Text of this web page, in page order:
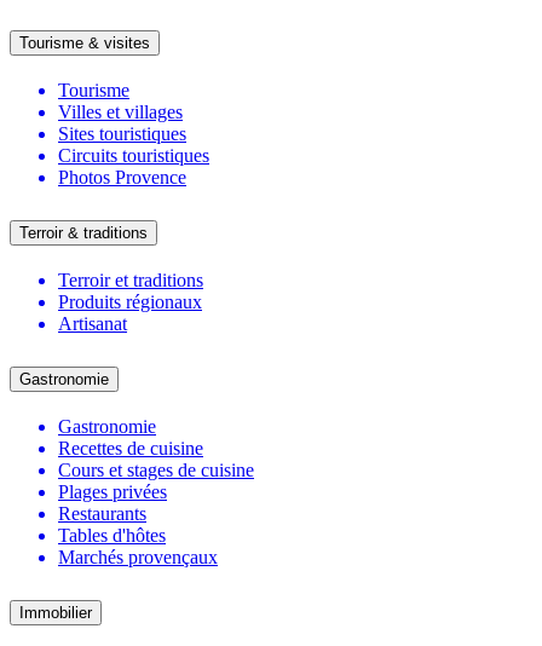
Tourisme & visites
Tourisme
Villes et villages
Sites touristiques
Circuits touristiques
Photos Provence
Terroir & traditions
Terroir et traditions
Produits régionaux
Artisanat
Gastronomie
Gastronomie
Recettes de cuisine
Cours et stages de cuisine
Plages privées
Restaurants
Tables d'hôtes
Marchés provençaux
Immobilier